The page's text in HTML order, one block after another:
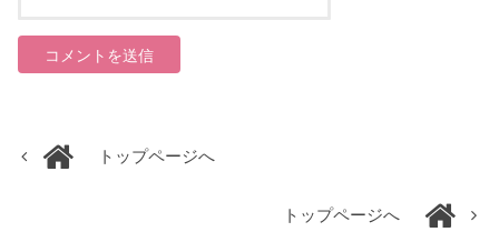
トップページへ
トップページへ